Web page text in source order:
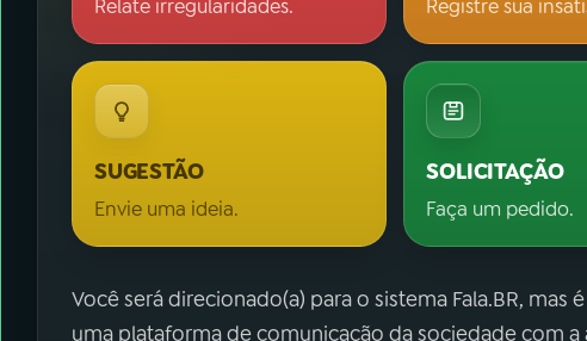
Relate irregularidades. Registre sua
SUGESTÃO
Envie uma ideia.
SOLICITAÇÃO
Faça um pedido.
Você será direcionado(a) para o sistema Fala.BR, mas
uma plataforma de comunicação da sociedade com